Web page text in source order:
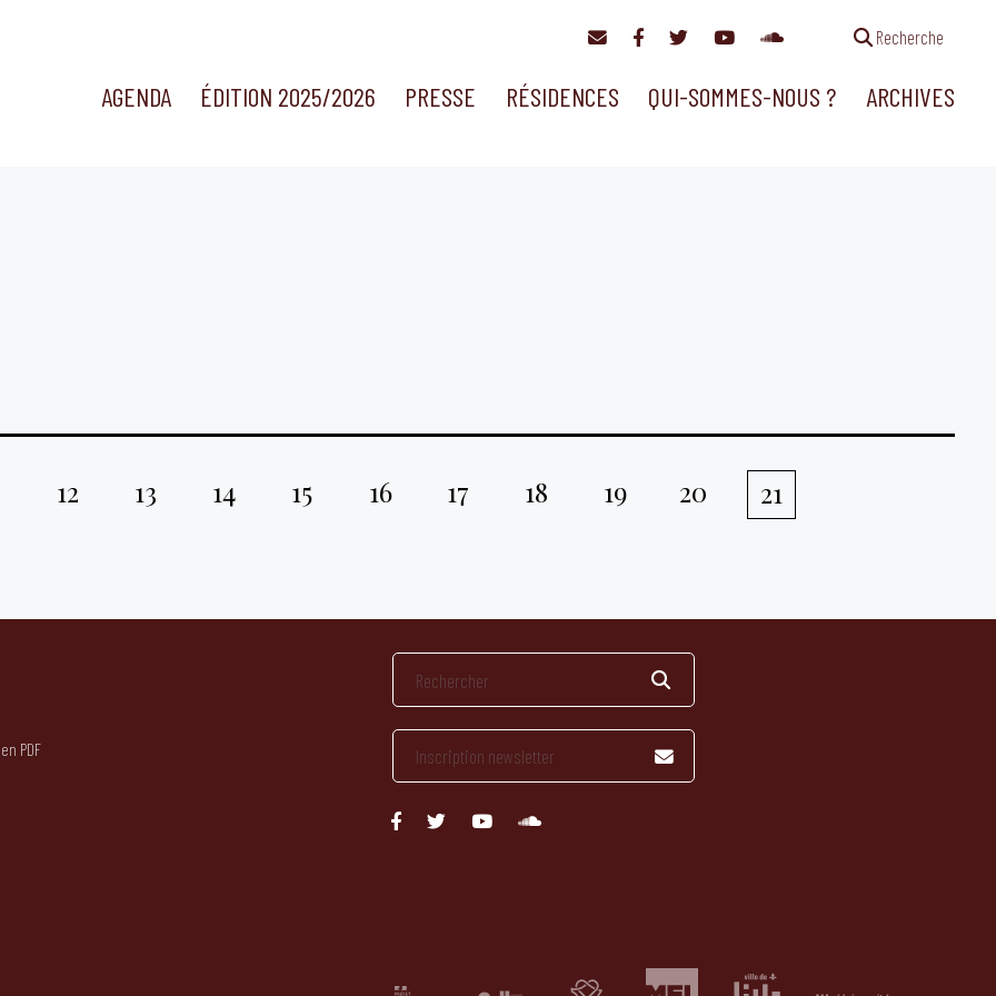
Recherche
AGENDA ÉDITION 2025/2026 PRESSE RÉSIDENCES QUI-SOMMES-NOUS ? ARCHIVES
12 13 14 15 16 17 18 19 20 21
PDF